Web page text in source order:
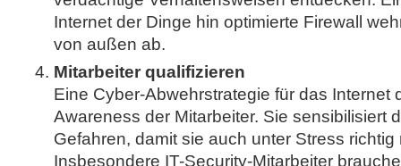
Internet der Dinge hin optimierte Firewall
von außen ab.
Mitarbeiter qualifizieren
Eine Cyber-Abwehrstrategie für das Internet
Awareness der Mitarbeiter. Sie sensibilisiert
Gefahren, damit sie auch unter Stress richtig
Insbesondere IT-Security-Mitarbeiter